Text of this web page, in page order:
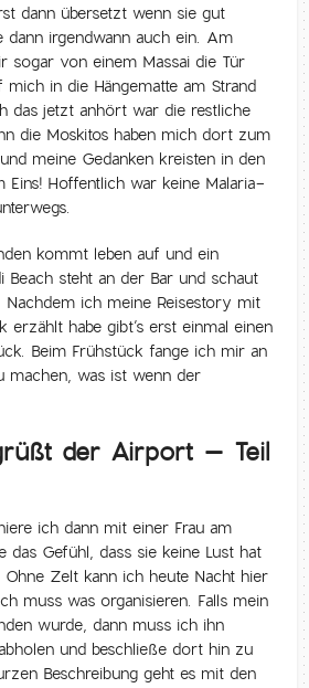
dann übersetzt wenn sie gut
irgendwann auch ein. Am
sogar von einem Massai die Tür
in die Hängematte am Strand
das jetzt anhört war die restliche
die Moskitos haben mich dort zum
meine Gedanken kreisten in den
Eins! Hoffentlich war keine Malaria-
kommt leben auf und ein
Beach steht an der Bar und schaut
ich meine Reisestory mit
erzählt habe gibt’s erst einmal einen
Beim Frühstück fange ich mir an
machen, was ist wenn der
der Airport – Teil
ich dann mit einer Frau am
das Gefühl, dass sie keine Lust hat
Zelt kann ich heute Nacht hier
muss was organisieren. Falls mein
wurde, dann muss ich ihn
und beschließe dort hin zu
Beschreibung geht es mit den